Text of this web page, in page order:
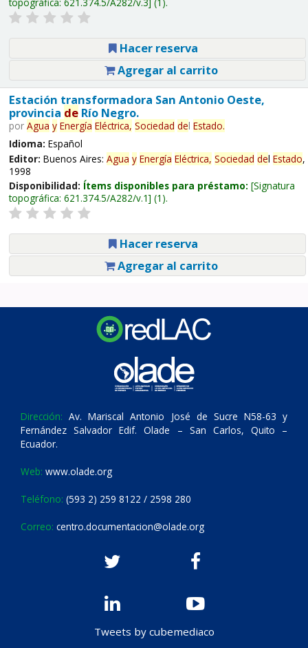
Hacer reserva
Agregar al carrito
Estación transformadora San Antonio Oeste,
provincia deRío Negro.
por Agua y Energía Eléctrica, Sociedad del Estado.
Idioma: Español
Editor: Buenos Aires: Agua y Energía Eléctrica, Sociedad del Estado,
1998
Disponibilidad: Ítems disponibles para préstamo: Signatura
topográfica: 621.374.5/A282/v.1 (1).
Hacer reserva
Agregar al carrito
Dirección: Av. Mariscal Antonio José de Sucre N58-63 y
Fernández Salvador Edif. Olade – San Carlos, Quito –
Ecuador.
Web: www.olade.org
Teléfono: (593 2) 259 8122 / 2598 280
Correo: centro.documentacion@olade.org
Tweets by cubemediaco